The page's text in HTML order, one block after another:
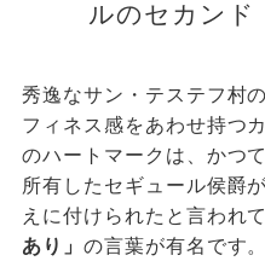
ルのセカンド
秀逸なサン・テステフ村
フィネス感をあわせ持つ
のハートマークは、かつ
所有したセギュール侯爵
えに付けられたと言われ
あり」 の言葉が有名です。